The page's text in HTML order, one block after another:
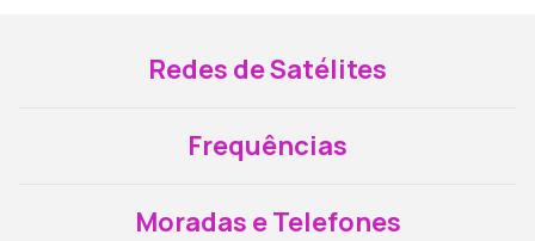
Redes de Satélites
Frequências
Moradas e Telefones